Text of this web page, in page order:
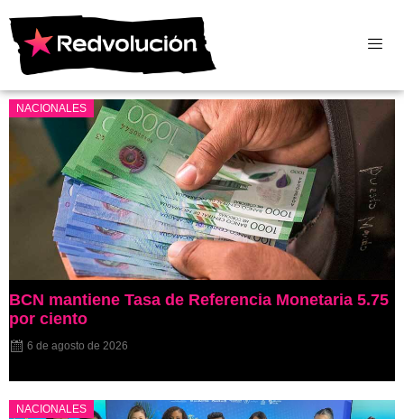
NACIONALES
BCN mantiene Tasa de Referencia Monetaria 5.75
por ciento
6 de agosto de 2026
NACIONALES